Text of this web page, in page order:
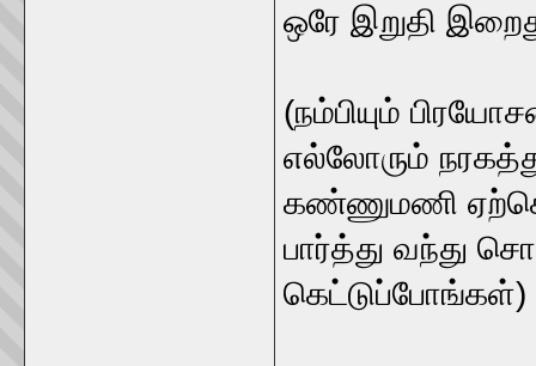
ஒரே இறுதி
(நம்பியும்
எல்லோரும்
கண்ணுமணி
பார்த்து வந்து
கெட்டுப்போங்கள்)